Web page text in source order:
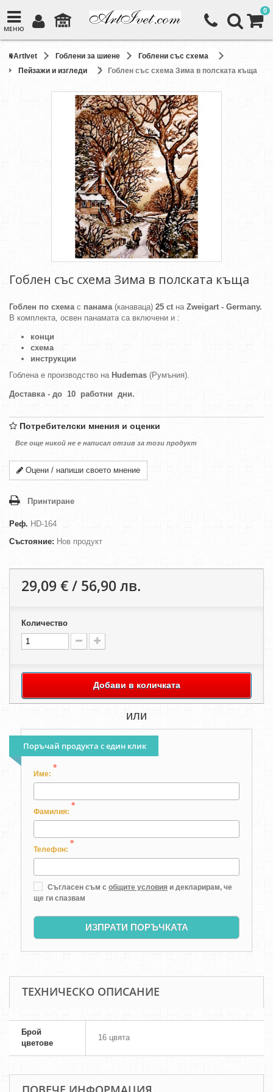
МЕНЮ
0
ArtIvet Гоблени за шиене
Гоблени със схема
Пейзажи и изгледи
Гоблен със схема Зима в полската къща
Гоблен със схема Зима в полската къща
Гоблен по схемас панама(канаваца) 25 ctна Zweigart - Germany.
В комплекта, освен панамата са включени и :
конци
схема
инструкции
Гоблена е производство на Hudemas (Румъния).
Доставка - до 10 работни дни.
Потребителски мнения и оценки
Все още никой не е написал отзив за този продукт
Оцени / напиши своето мнение
Принтиране
Реф. HD-164
Състояние: Нов продукт
29,09 € / 56,90 лв.
Количество
Добави в количката
или
Поръчай продукта с един клик
Име:
*
Фамилия:
*
Телефон:
*
Съгласен съм с общите условия и декларирам, че
ще ги спазвам
ИЗПРАТИ ПОРЪЧКАТА
ТЕХНИЧЕСКО ОПИСАНИЕ
Брой
цветове
16 цвята